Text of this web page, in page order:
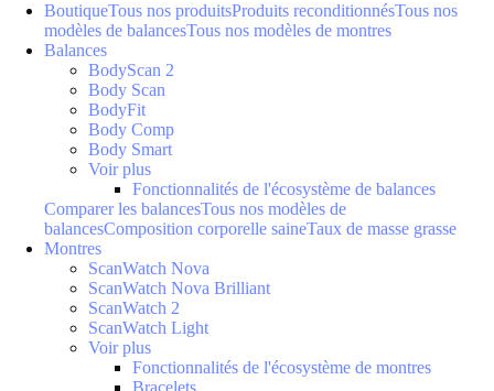
BoutiqueTous nos produitsProduits reconditionnésTous nos
modèles de balancesTous nos modèles de montres
Balances
BodyScan 2
Body Scan
BodyFit
Body Comp
Body Smart
Voir plus
Fonctionnalités de l'écosystème de balances
Comparer les balancesTous nos modèles de
balancesComposition corporelle saineTaux de masse grasse
Montres
ScanWatch Nova
ScanWatch Nova Brilliant
ScanWatch 2
ScanWatch Light
Voir plus
Fonctionnalités de l'écosystème de montres
Bracelets